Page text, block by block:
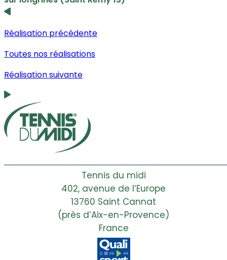
Réalisation précédente
Toutes nos réalisations
Réalisation suivante
Tennis du midi
402, avenue de l’Europe
13760 Saint Cannat
(près d’Aix-en-Provence)
France